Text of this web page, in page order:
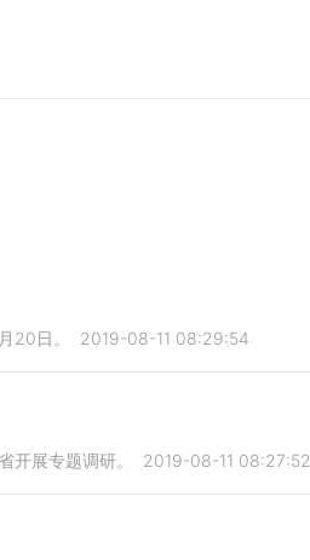
20日。 2019-08-11 08:29:54
开展专题调研。 2019-08-11 08:27:52